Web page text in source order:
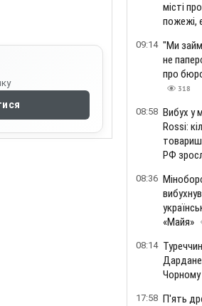
місті
пожежі,
09:14 "Ми
не
про
318
08:58 Вибух у
Rossi:
РФ
08:36
«Майя»
08:14
Чорному
17:58 П'ять